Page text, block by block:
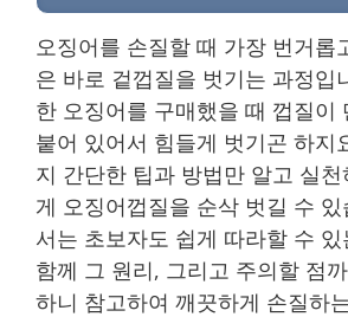
오징어를 손질할 때 가장 번거롭
은 바로 겉껍질을 벗기는 과정입
한 오징어를 구매했을 때 껍질이
붙어 있어서 힘들게 벗기곤 하지
지 간단한 팁과 방법만 알고 실
게 오징어껍질을 순삭 벗길 수
서는 초보자도 쉽게 따라할 수
함께 그 원리, 그리고 주의할 점
하니 참고하여 깨끗하게 손질하